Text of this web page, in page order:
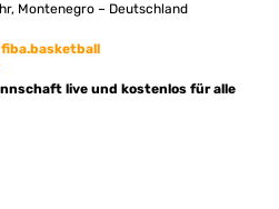
Montenegro – Deutschland
fiba.basketball
live und kostenlos für alle